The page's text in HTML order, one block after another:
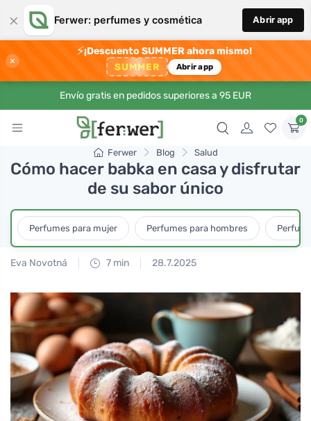
× Ferwer: perfumes y cosmética Abrir app
×
⚡¡Descuento SUMMER ahora mismo!
SUMMER Abrir app
Envío gratis en pedidos superiores a 95 EUR
0
Ferwer Blog Salud
Cómo hacer babka en casa y disfrutar
de su sabor único
Perfumes para mujer Perfumes para hombres
Eva Novotná 7 min 28.7.2025